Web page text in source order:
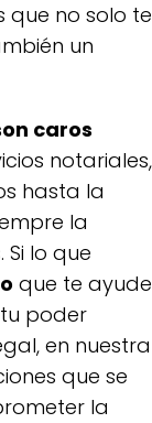
que no solo te
un
caros
notariales,
hasta la
la
lo que
que te ayude
poder
en nuestra
que se
la